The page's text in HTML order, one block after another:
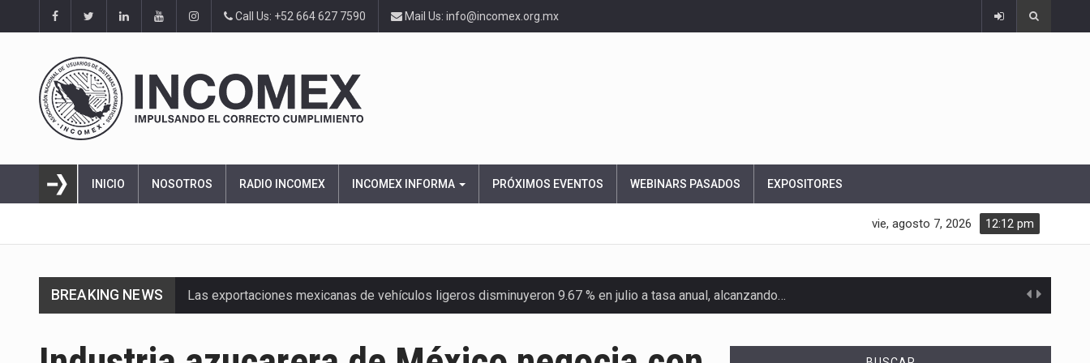
Call Us: +52 664 627 7590 Mail Us: info@incomex.org.mx
INICIO NOSOTROS RADIO INCOMEX INCOMEX INFORMA PRÓXIMOS EVENTOS WEBINARS PASADOS EXPOSITORES
12:12 pm
vie, agosto 7, 2026
BREAKING NEWS Las exportaciones mexicanas de vehículos ligeros disminuyeron 9.67 % en julio a tasa anual, alcanzando…